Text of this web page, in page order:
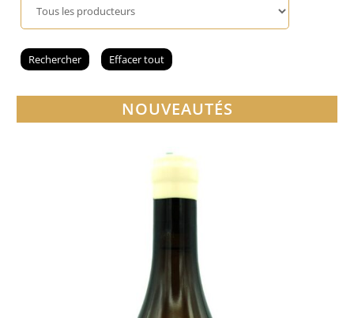
NOUVEAUTÉS